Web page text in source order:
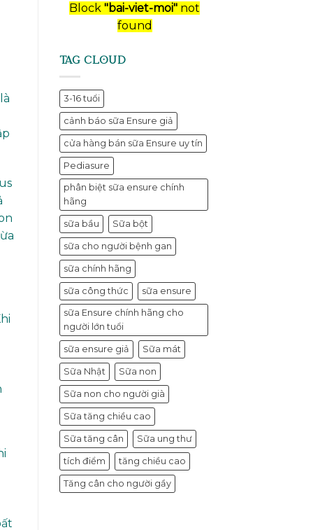
Block"bai-viet-moi" not
found
TAG CLOUD
3-16 tuổi
cảnh báo sữa Ensure giả
cửa hàng bán sữa Ensure uy tín
Pediasure
phân biệt sữa ensure chính
hãng
sữa bầu Sữa bột
sữa cho người bệnh gan
sữa chính hãng
sữa công thức sữa ensure
sữa Ensure chính hãng cho
người lớn tuổi
sữa ensure giả Sữa mát
Sữa Nhật Sữa non
Sữa non cho người già
Sữa tăng chiều cao
Sữa tăng cân Sữa ung thư
tích điểm tăng chiều cao
Tăng cân cho người gầy